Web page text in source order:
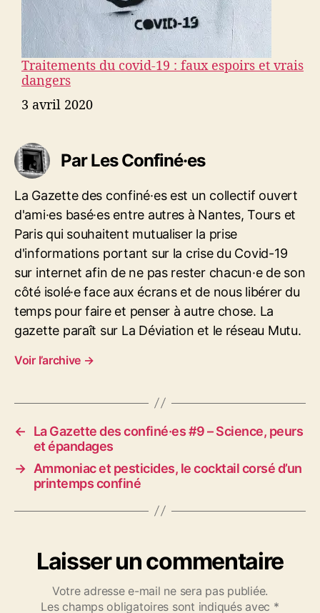
Traitements du covid-19 : faux espoirs et vrais
dangers
Date
3 avril 2020
Par Les Confiné·es
La Gazette des confiné·es est un collectif ouvert
d'ami·es basé·es entre autres à Nantes, Tours et
Paris qui souhaitent mutualiser la prise
d'informations portant sur la crise du Covid-19
sur internet afin de ne pas rester chacun·e de son
côté isolé·e face aux écrans et de nous libérer du
temps pour faire et penser à autre chose. La
gazette paraît sur La Déviation et le réseau Mutu.
Voir l’archive →
←
La Gazette des confiné·es #9 – Science, peurs
et épandages
→ Ammoniac et pesticides, le cocktail corsé d’un
printemps confiné
Laisser un commentaire
Votre adresse e-mail ne sera pas publiée.
Les champs obligatoires sont indiqués avec *